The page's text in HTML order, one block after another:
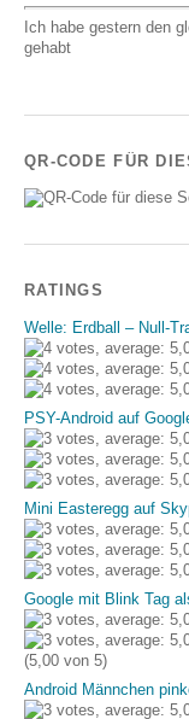
Ich habe gestern den
gehabt
QR-CODE FÜR
RATINGS
Welle: Erdball – Null-
PSY-Android auf
Mini Easteregg auf
Google mit Blink Tag
(5,00 von 5)
Android Männchen